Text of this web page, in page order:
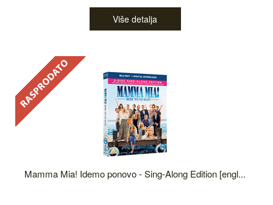
Više detalja
Mamma Mia! Idemo ponovo - Sing-Along Edition [engl...